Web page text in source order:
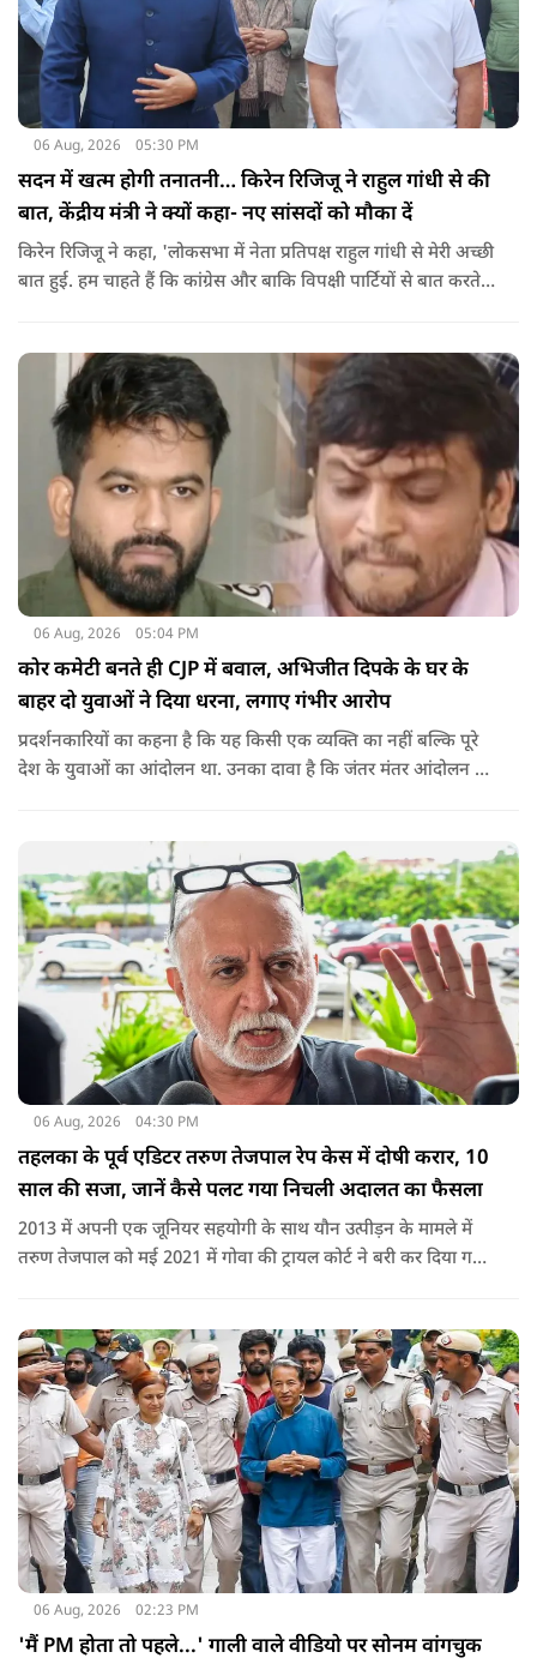
06 Aug, 2026 05:30 PM
सदन में खत्म होगी तनातनी… किरेन रिजिजू ने राहुल गांधी से की
बात, केंद्रीय मंत्री ने क्यों कहा- नए सांसदों को मौका दें
किरेन रिजिजू ने कहा, 'लोकसभा में नेता प्रतिपक्ष राहुल गांधी से मेरी अच्छी
बात हुई. हम चाहते हैं कि कांग्रेस और बाकि विपक्षी पार्टियों से बात करते
06 Aug, 2026 05:04 PM
कोर कमेटी बनते ही CJP में बवाल, अभिजीत दिपके के घर के
बाहर दो युवाओं ने दिया धरना, लगाए गंभीर आरोप
प्रदर्शनकारियों का कहना है कि यह किसी एक व्यक्ति का नहीं बल्कि पूरे
देश के युवाओं का आंदोलन था. उनका दावा है कि जंतर मंतर आंदोलन से
06 Aug, 2026 04:30 PM
तहलका के पूर्व एडिटर तरुण तेजपाल रेप केस में दोषी करार, 10
साल की सजा, जानें कैसे पलट गया निचली अदालत का फैसला
2013 में अपनी एक जूनियर सहयोगी के साथ यौन उत्पीड़न के मामले में
तरुण तेजपाल को मई 2021 में गोवा की ट्रायल कोर्ट ने बरी कर दिया गया
06 Aug, 2026 02:23 PM
'मैं PM होता तो पहले...' गाली वाले वीडियो पर सोनम वांगचुक